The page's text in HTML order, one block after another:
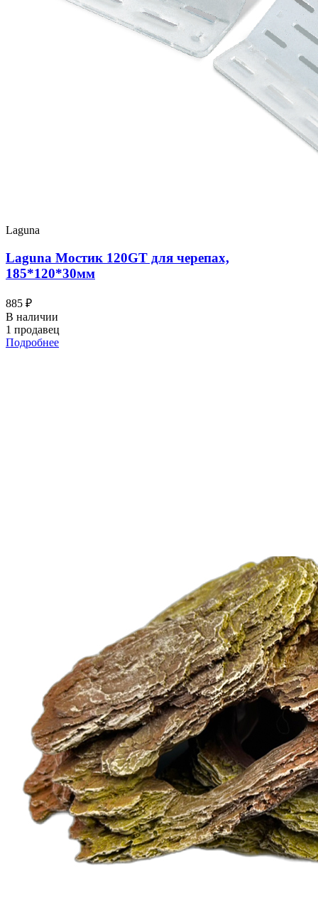
Laguna
Laguna Мостик 120GT для черепах,
185*120*30мм
885 ₽
В наличии
1 продавец
Подробнее